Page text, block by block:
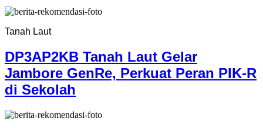
Tanah Laut
DP3AP2KB Tanah Laut Gelar
Jambore GenRe, Perkuat Peran PIK-R
di Sekolah